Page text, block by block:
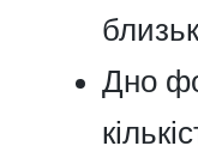
Дно